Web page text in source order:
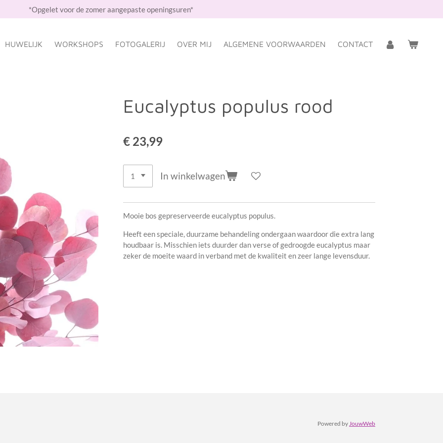
*Opgelet voor de zomer aangepaste openingsuren*
HUWELIJK WORKSHOPS FOTOGALERIJ OVER MIJ ALGEMENE VOORWAARDEN CONTACT
Eucalyptus populus rood
€ 23,99
In winkelwagen
Mooie bos gepreserveerde eucalyptus populus.
Heeft een speciale, duurzame behandeling ondergaan waardoor die extra lang
houdbaar is. Misschien iets duurder dan verse of gedroogde eucalyptus maar
zeker de moeite waard in verband met de kwaliteit en zeer lange levensduur.
Powered by JouwWeb